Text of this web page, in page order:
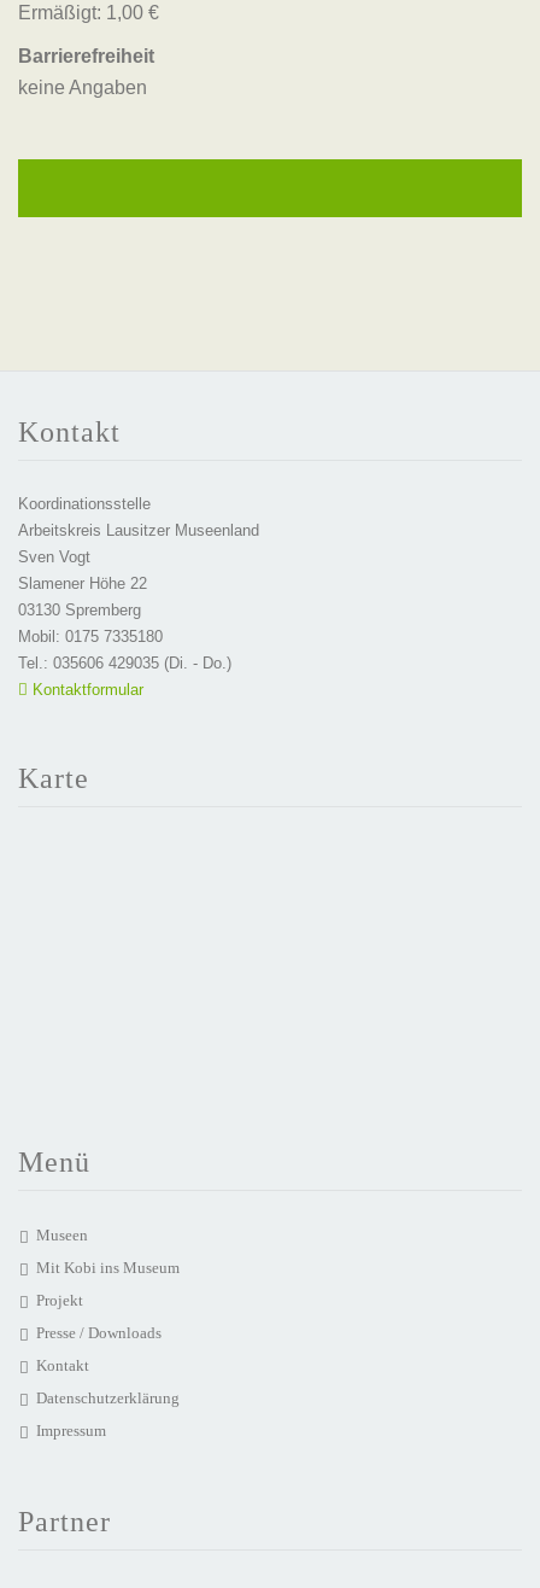
Ermäßigt: 1,00 €
Barrierefreiheit
keine Angaben
Kontakt
Koordinationsstelle
Arbeitskreis Lausitzer Museenland
Sven Vogt
Slamener Höhe 22
03130 Spremberg
Mobil: 0175 7335180
Tel.: 035606 429035 (Di. - Do.)
Kontaktformular
Karte
Menü
Museen
Mit Kobi ins Museum
Projekt
Presse / Downloads
Kontakt
Datenschutzerklärung
Impressum
Partner